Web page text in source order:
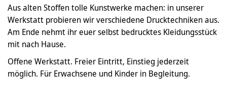
Aus alten Stoffen tolle Kunstwerke machen: in unserer
Werkstatt probieren wir verschiedene Drucktechniken aus.
Am Ende nehmt ihr euer selbst bedrucktes Kleidungsstück
mit nach Hause.
Offene Werkstatt. Freier Eintritt, Einstieg jederzeit
möglich. Für Erwachsene und Kinder in Begleitung.